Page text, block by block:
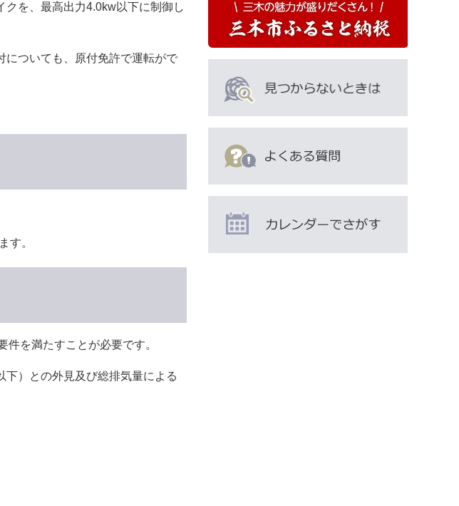
を、最高出力4.0kw以下に制御し
ついても、原付免許で運転がで
す。
を満たすことが必要です。
）との外見及び総排気量による